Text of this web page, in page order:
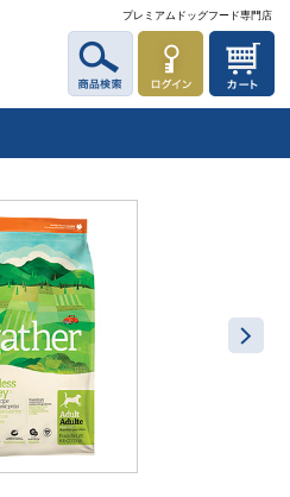
プレミアムドッグフード専門店